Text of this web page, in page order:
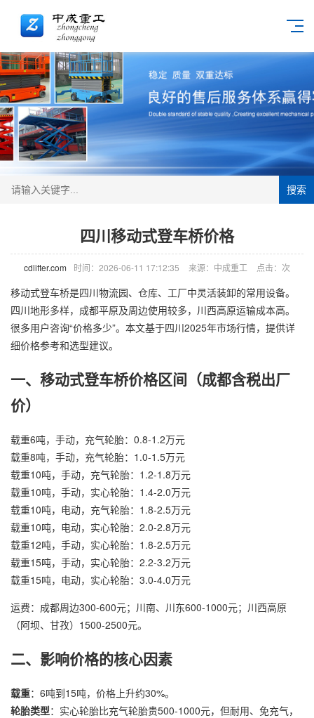
搜索
四川移动式登车桥价格
cdlifter.com 时间：2026-06-11 17:12:35 来源：中成重工 点击： 次
移动式登车桥是四川物流园、仓库、工厂中灵活装卸的常用设备。
四川地形多样，成都平原及周边使用较多，川西高原运输成本高。
很多用户咨询“价格多少”。本文基于四川2025年市场行情，提供详
细价格参考和选型建议。
一、移动式登车桥价格区间（成都含税出厂
价）
载重6吨，手动，充气轮胎：0.8-1.2万元
载重8吨，手动，充气轮胎：1.0-1.5万元
载重10吨，手动，充气轮胎：1.2-1.8万元
载重10吨，手动，实心轮胎：1.4-2.0万元
载重10吨，电动，充气轮胎：1.8-2.5万元
载重10吨，电动，实心轮胎：2.0-2.8万元
载重12吨，手动，实心轮胎：1.8-2.5万元
载重15吨，手动，实心轮胎：2.2-3.2万元
载重15吨，电动，实心轮胎：3.0-4.0万元
运费：成都周边300-600元；川南、川东600-1000元；川西高原
（阿坝、甘孜）1500-2500元。
二、影响价格的核心因素
载重：6吨到15吨，价格上升约30%。
轮胎类型：实心轮胎比充气轮胎贵500-1000元，但耐用、免充气，